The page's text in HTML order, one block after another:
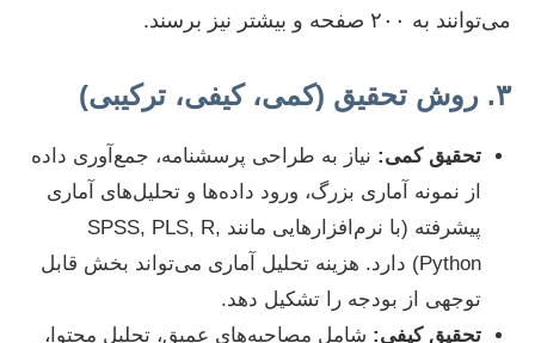
می‌توانند به ۲۰۰ صفحه و بیشتر نیز برسند.
۳. روش تحقیق (کمی، کیفی، ترکیبی)
تحقیق کمی: نیاز به طراحی پرسشنامه، جمع‌آوری داده
از نمونه آماری بزرگ، ورود داده‌ها و تحلیل‌های آماری
پیشرفته (با نرم‌افزارهایی مانند SPSS, PLS, R,
Python) دارد. هزینه تحلیل آماری می‌تواند بخش قابل
توجهی از بودجه را تشکیل دهد.
تحقیق کیفی: شامل مصاحبه‌های عمیق، تحلیل محتوا،